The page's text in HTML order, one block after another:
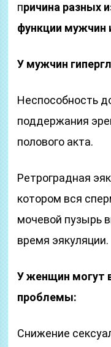
причина разных
функции мужчин
У мужчин
Неспособность
поддержания
полового акта.
Ретроградная
котором вся
мочевой пузырь
время эякуляции.
У женщин могут
проблемы:
Снижение